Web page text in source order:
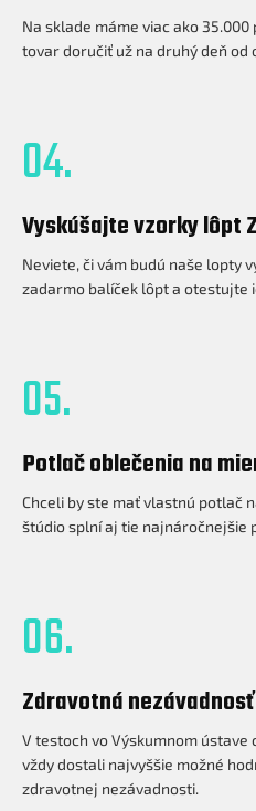
Na sklade máme viac ako
tovar doručiť už na druhý deň od
04.
Vyskúšajte vzorky lôpt
Neviete, či vám budú naše lopty
zadarmo balíček lôpt a otestujte
05.
Potlač oblečenia na
Chceli by ste mať vlastnú potlač
štúdio splní aj tie najnáročnejšie
06.
Zdravotná nezávadnosť
V testoch vo Výskumnom ústave
vždy dostali najvyššie možné
zdravotnej nezávadnosti.